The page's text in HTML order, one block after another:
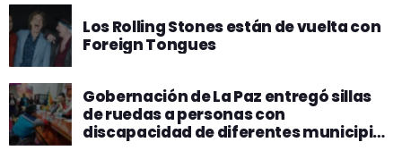
Los Rolling Stones están de vuelta con
Foreign Tongues
Gobernación de La Paz entregó sillas
de ruedas a personas con
discapacidad de diferentes municipios